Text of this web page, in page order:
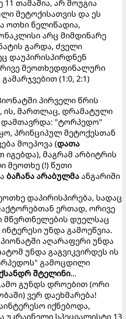
თამაშია, არ მოუგია
მეტოქისათვის და ეს
ოთხი წელიწადია,
არც მიმდინარე
გარდა, ძველი
დაუპირისპირდნენ
მეოთხედფინალური
(1:0, 2:1)
პირველი წრის
ის, მართლაც, დრამატული
დამთავრდა: "ტორპედო"
პრინციპულ მეტოქესთან
მოეპოვა (დათა
მაგრამ არბიტრის
მეოთხე (!) წუთი
ბაჩანა არაბულმაანგარიში
დაპირისპირება, სადაც
ერთად, ორივე
მწვრთნელების დუელსაც
უნდა გამოეწვია.
აღარაფერი უნდა
უნდა გაგვიკვირდეს ის
გამოცდილი
შტელინი...
გუნდს დროებით (ორი
ვერ დაეხმარება!
იქნებოდა,
უკრაინელი სპეციალისტი 13